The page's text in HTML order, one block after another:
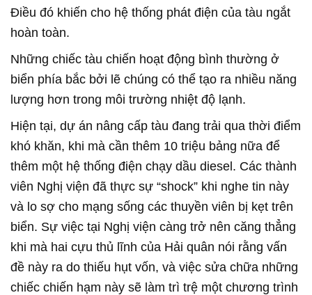
Điều đó khiến cho hệ thống phát điện của tàu ngắt
hoàn toàn.
Những chiếc tàu chiến hoạt động bình thường ở
biển phía bắc bởi lẽ chúng có thể tạo ra nhiều năng
lượng hơn trong môi trường nhiệt độ lạnh.
Hiện tại, dự án nâng cấp tàu đang trải qua thời điểm
khó khăn, khi mà cần thêm 10 triệu bảng nữa để
thêm một hệ thống điện chạy dầu diesel. Các thành
viên Nghị viện đã thực sự “shock” khi nghe tin này
và lo sợ cho mạng sống các thuyền viên bị kẹt trên
biển. Sự việc tại Nghị viện càng trở nên căng thẳng
khi mà hai cựu thủ lĩnh của Hải quân nói rằng vấn
đề này ra do thiếu hụt vốn, và việc sửa chữa những
chiếc chiến hạm này sẽ làm trì trệ một chương trình